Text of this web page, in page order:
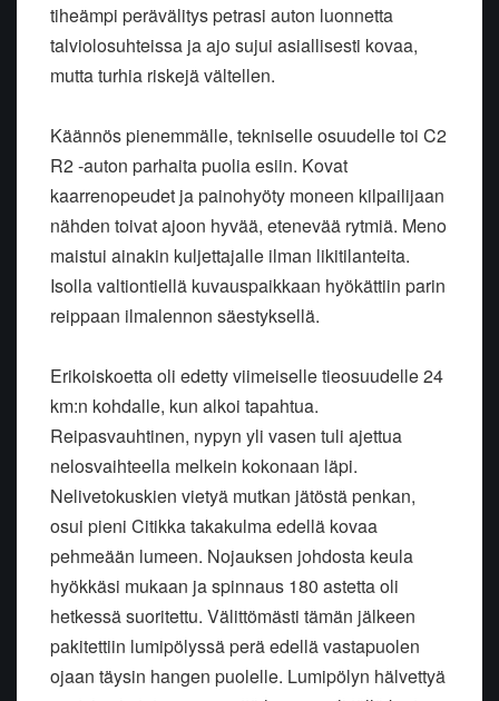
tiheämpi perävälitys petrasi auton luonnetta
talviolosuhteissa ja ajo sujui asiallisesti kovaa,
mutta turhia riskejä vältellen.
Käännös pienemmälle, tekniselle osuudelle toi C2
R2 -auton parhaita puolia esiin. Kovat
kaarrenopeudet ja painohyöty moneen kilpailijaan
nähden toivat ajoon hyvää, etenevää rytmiä. Meno
maistui ainakin kuljettajalle ilman likitilanteita.
Isolla valtiontiellä kuvauspaikkaan hyökättiin parin
reippaan ilmalennon säestyksellä.
Erikoiskoetta oli edetty viimeiselle tieosuudelle 24
km:n kohdalle, kun alkoi tapahtua.
Reipasvauhtinen, nypyn yli vasen tuli ajettua
nelosvaihteella melkein kokonaan läpi.
Nelivetokuskien vietyä mutkan jätöstä penkan,
osui pieni Citikka takakulma edellä kovaa
pehmeään lumeen. Nojauksen johdosta keula
hyökkäsi mukaan ja spinnaus 180 astetta oli
hetkessä suoritettu. Välittömästi tämän jälkeen
pakitettiin lumipölyssä perä edellä vastapuolen
ojaan täysin hangen puolelle. Lumipölyn hälvettyä